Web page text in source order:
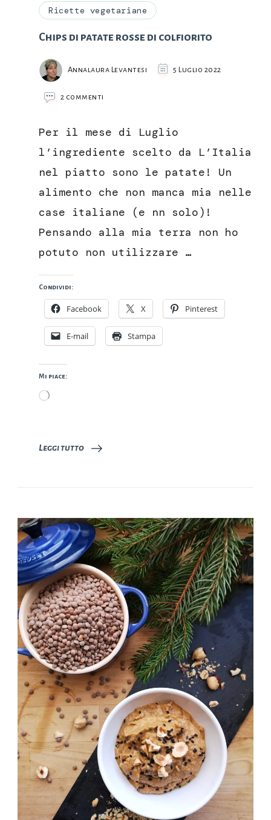
Ricette vegetariane
Chips di patate rosse di colfiorito
Annalaura Levantesi 5 Luglio 2022
2 commenti
patate
rosse
colfiorito
Per il mese di Luglio
l’ingrediente scelto da L’Italia
nel piatto sono le patate! Un
alimento che non manca mia nelle
case italiane (e nn solo)!
Pensando alla mia terra non ho
potuto non utilizzare …
Condividi:
Facebook X Pinterest
E-mail Stampa
Mi piace:
Caricamento
Leggi tutto